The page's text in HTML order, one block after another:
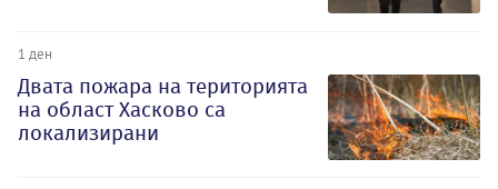
1 ден
Двата пожара на територията
на област Хасково са
локализирани